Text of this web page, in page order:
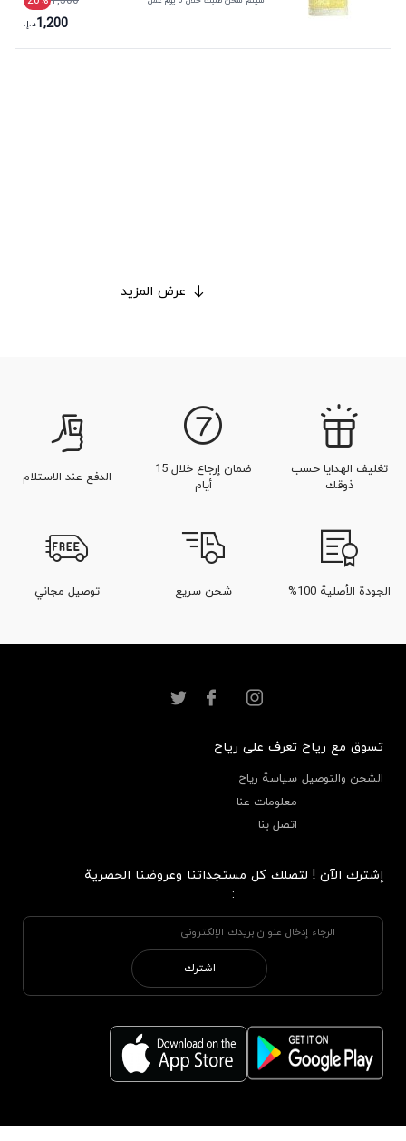
1,200د.إ.
عرض المزيد
تغليف الهدايا حسب
ذوقك
ضمان إرجاع خلال 15
أيام
الدفع عند الاستلام
الجودة الأصلية 100% شحن سريع توصيل مجاني
تسوق مع رياح
الشحن والتوصيل
تعرف على رياح
سياسة رياح
معلومات عنا
اتصل بنا
إشترك الآن ! لتصلك كل مستجداتنا وعروضنا الحصرية
:
اشترك